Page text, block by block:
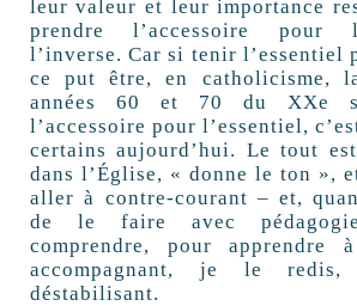
leur valeur et leur importance
prendre l’accessoire pour
l’inverse. Car si tenir l’essentiel
ce put être, en catholicisme,
années 60 et 70 du XXe
l’accessoire pour l’essentiel,
certains aujourd’hui. Le tout
dans l’Église, « donne le ton »,
aller à contre-courant – et,
de le faire avec
comprendre, pour apprendre
accompagnant, je le redis,
déstabilisant.